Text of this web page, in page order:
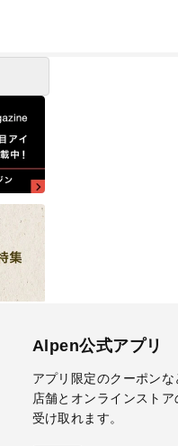
Alpen公式アプリ
アプリ限定のクーポンな
店舗とオンラインスト
受け取れます。